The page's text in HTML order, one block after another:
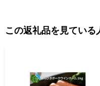
この返礼品を見ている